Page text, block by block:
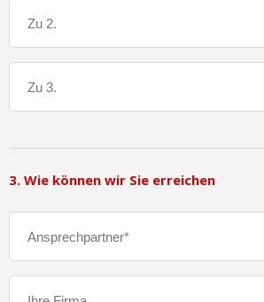
3. Wie können wir Sie erreichen